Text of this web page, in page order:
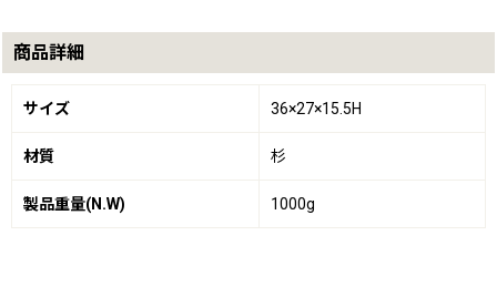
商品詳細
サイズ 36×27×15.5H
材質 杉
製品重量(N.W) 1000g